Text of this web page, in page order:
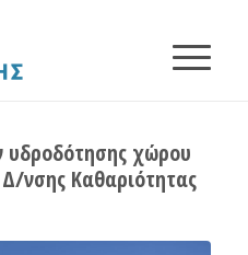
χώρου
νσης Καθαριότητας